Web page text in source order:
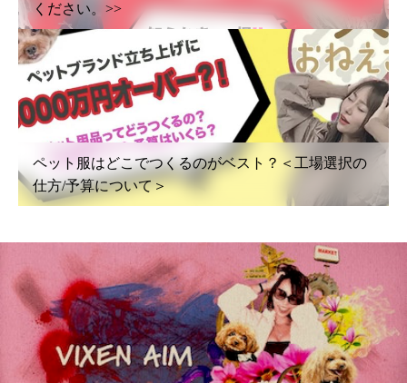
ください。>>
ペット服はどこでつくるのがベスト？＜工場選択の
仕方/予算について＞